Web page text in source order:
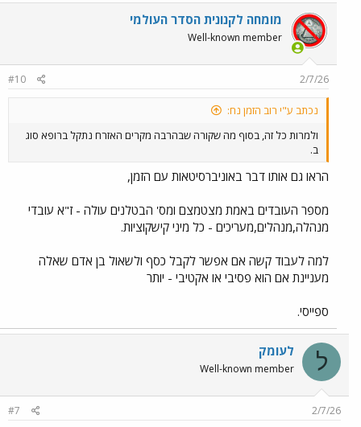
מומחה לקנונית הסדר העולמי
Well-known member
2/7/26
#10
נכתב ע"י רוב הזמן נח:
ולמרות כל זה, בסוף מה שקורה שבהרבה מקרים האזרח נתקל ברופא סוג
ב.
הראו גם אותו דבר באוניברסיטאות עם הזמן,
מספר העובדים באמת מצטמצם ומס' הבטלנים עולה - ז"א עובדי
מנהלה,מנהלים,מעריכים - כל מיני קישקוציות.
למה לעבוד קשה אם אפשר לקבל כסף ולשאול בן אדם שאלה
מעניינת אם הוא פסיבי או אקטיבי - יותר
ספייסי.
ל לעומק
Well-known member
2/7/26
#7